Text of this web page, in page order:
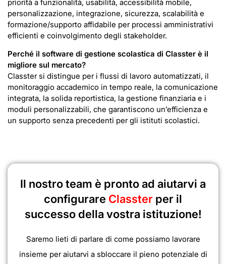
priorità a funzionalità, usabilità, accessibilità mobile,
personalizzazione, integrazione, sicurezza, scalabilità e
formazione/supporto affidabile per processi amministrativi
efficienti e coinvolgimento degli stakeholder.
Perché il software di gestione scolastica di Classter è il
migliore sul mercato?
Classter si distingue per i flussi di lavoro automatizzati, il
monitoraggio accademico in tempo reale, la comunicazione
integrata, la solida reportistica, la gestione finanziaria e i
moduli personalizzabili, che garantiscono un’efficienza e
un supporto senza precedenti per gli istituti scolastici.
Il nostro team è pronto ad aiutarvi a
configurare Classter per il
successo della vostra istituzione!
Saremo lieti di parlare di come possiamo lavorare
insieme per aiutarvi a sbloccare il pieno potenziale di